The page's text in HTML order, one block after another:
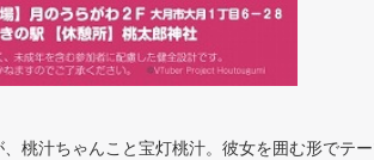
桃汁ちゃんこと宝灯桃汁。彼女を囲む形でテ